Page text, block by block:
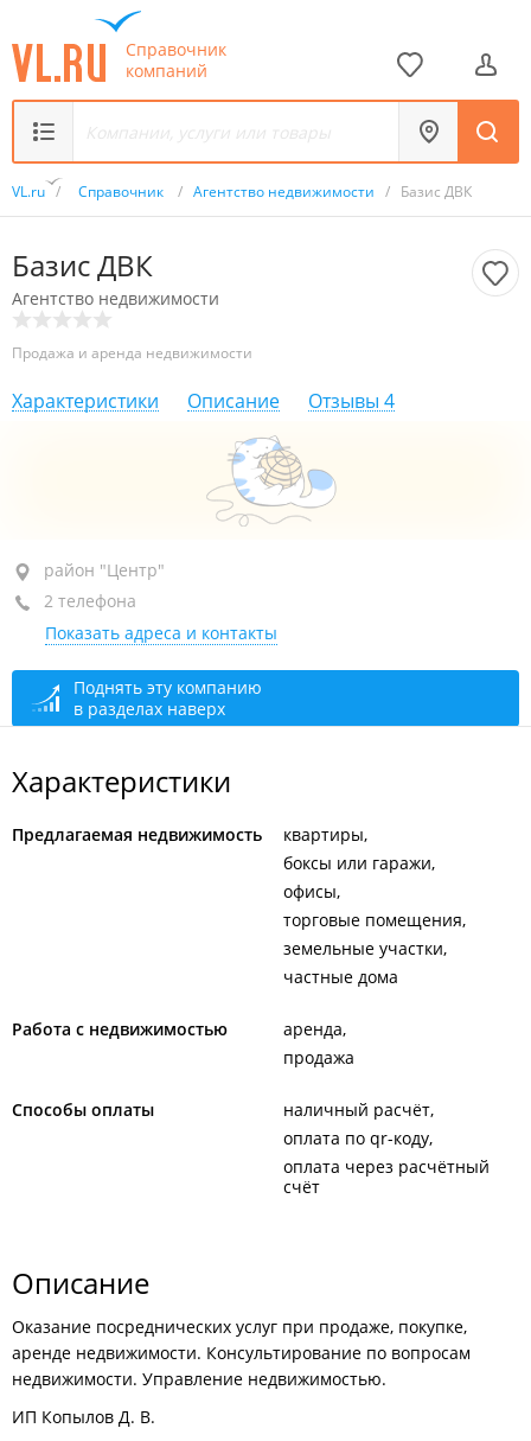
Справочник
компаний
VL.ru / Справочник / Агентство недвижимости / Базис ДВК
Базис ДВК
Агентство недвижимости
Продажа и аренда недвижимости
Характеристики Описание Отзывы 4
район "Центр", ул. Капитана Шефнера, 2
каб. 202, 203
+7 (423) 248-76-56
+7 902 485-76-56
сегодня закрыто
район "Центр"
2 телефона
Показать адреса и контакты
Поднять эту компанию
в разделах наверх
Характеристики
Предлагаемая недвижимость
квартиры
боксы или гаражи
офисы
торговые помещения
земельные участки
частные дома
Работа с недвижимостью
аренда
продажа
Способы оплаты
наличный расчёт
оплата по qr-коду
оплата через расчётный
счёт
Описание
Оказание посреднических услуг при продаже, покупке,
аренде недвижимости. Консультирование по вопросам
недвижимости. Управление недвижимостью.
ИП Копылов Д. В.